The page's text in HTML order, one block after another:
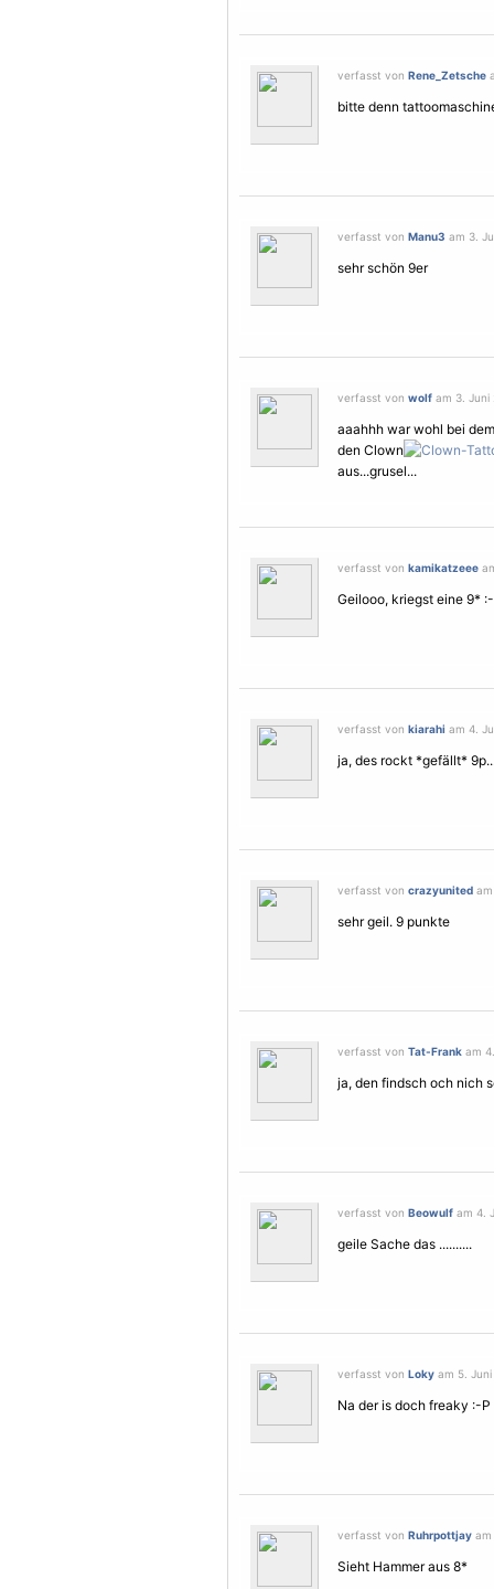
verfasst von Rene_Zetsche
bitte denn
verfasst von Manu3 am 3.
sehr schön 9er
verfasst von wolf am 3. Juni
aaahhh war wohl bei
den Clown
aus...grusel...
verfasst von kamikatzeee
Geilooo, kriegst eine 9*
verfasst von kiarahi am 4.
ja, des rockt *gefällt*
verfasst von crazyunited
sehr geil. 9 punkte
verfasst von Tat-Frank am
ja, den findsch och nich
verfasst von Beowulf am 4.
geile Sache das ..........
verfasst von Loky am 5.
Na der is doch freaky :-P
verfasst von Ruhrpottjay am
Sieht Hammer aus 8*